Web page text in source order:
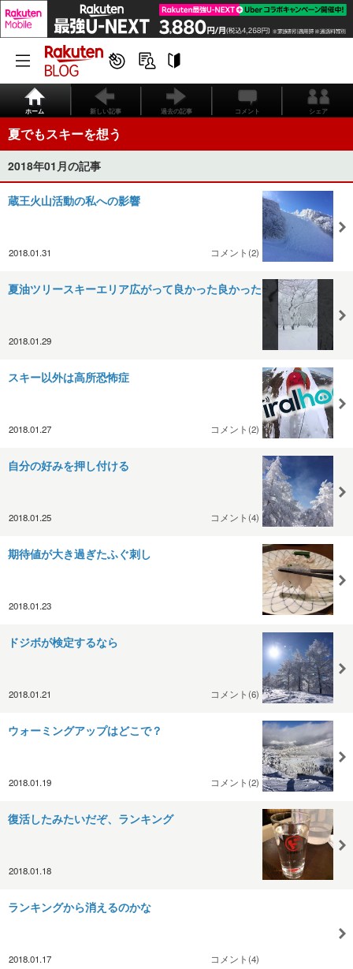
ホーム 新しい記事 過去の記事 コメント シェア
夏でもスキーを想う
2018年01月の記事
蔵王火山活動の私への影響
2018.01.31 コメント(2)
夏油ツリースキーエリア広がって良かった良かった
2018.01.29
スキー以外は高所恐怖症
2018.01.27 コメント(2)
自分の好みを押し付ける
2018.01.25 コメント(4)
期待値が大き過ぎたふぐ刺し
2018.01.23
ドジボが検定するなら
2018.01.21 コメント(6)
ウォーミングアップはどこで？
2018.01.19 コメント(2)
復活したみたいだぞ、ランキング
2018.01.18
ランキングから消えるのかな
2018.01.17 コメント(4)